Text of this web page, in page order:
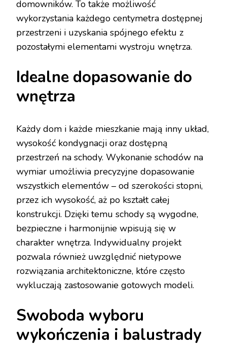
domowników. To także możliwość
wykorzystania każdego centymetra dostępnej
przestrzeni i uzyskania spójnego efektu z
pozostałymi elementami wystroju wnętrza.
Idealne dopasowanie do
wnętrza
Każdy dom i każde mieszkanie mają inny układ,
wysokość kondygnacji oraz dostępną
przestrzeń na schody. Wykonanie schodów na
wymiar umożliwia precyzyjne dopasowanie
wszystkich elementów – od szerokości stopni,
przez ich wysokość, aż po kształt całej
konstrukcji. Dzięki temu schody są wygodne,
bezpieczne i harmonijnie wpisują się w
charakter wnętrza. Indywidualny projekt
pozwala również uwzględnić nietypowe
rozwiązania architektoniczne, które często
wykluczają zastosowanie gotowych modeli.
Swoboda wyboru
wykończenia i balustrady